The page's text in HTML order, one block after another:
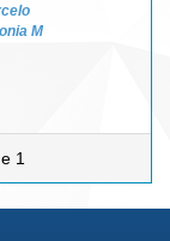
M
1